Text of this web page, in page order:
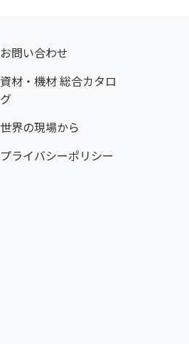
お問い合わせ
資材・機材 総合カタロ
グ
世界の現場から
プライバシーポリシー